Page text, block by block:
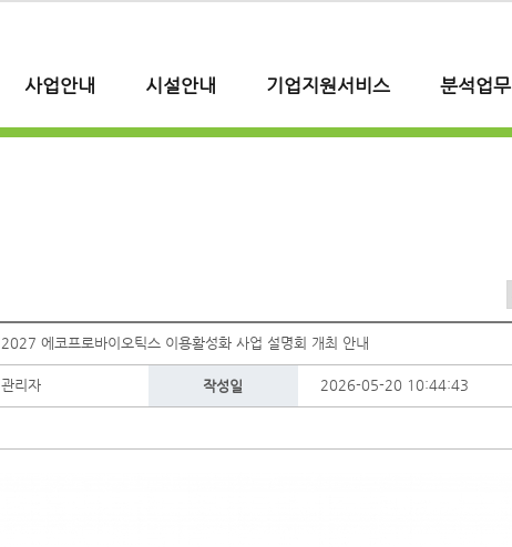
사업안내 시설안내 기업지원서비스 분석업무
2027 에코프로바이오틱스 이용활성화 사업 설명회 개최 안내
관리자 작성일 2026-05-20 10:44:43